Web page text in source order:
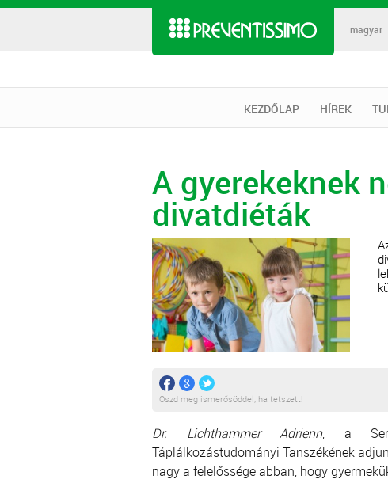
magyar
KEZDŐLAP HÍREK
A gyerekeknek
divatdiéták
Oszd meg ismerősöddel, ha tetszett!
Dr. Lichthammer Adrienn, a
Táplálkozástudományi Tanszékének
nagy a felelőssége abban, hogy